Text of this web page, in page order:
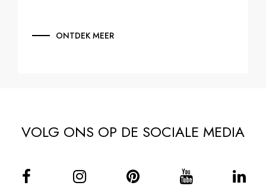
ONTDEK MEER
VOLG ONS OP DE SOCIALE MEDIA